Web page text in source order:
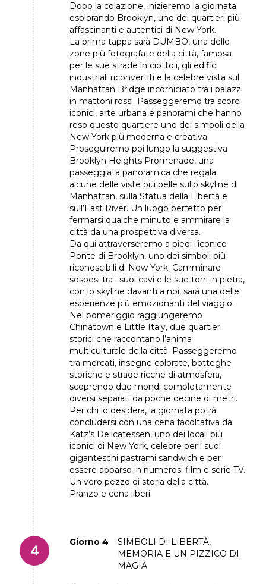
Dopo la colazione, inizieremo la giornata
esplorando Brooklyn, uno dei quartieri più
affascinanti e autentici di New York.
La prima tappa sarà DUMBO, una delle
zone più fotografate della città, famosa
per le sue strade in ciottoli, gli edifici
industriali riconvertiti e la celebre vista sul
Manhattan Bridge incorniciato tra i palazzi
in mattoni rossi. Passeggeremo tra scorci
iconici, arte urbana e panorami che hanno
reso questo quartiere uno dei simboli della
New York più moderna e creativa.
Proseguiremo poi lungo la suggestiva
Brooklyn Heights Promenade, una
passeggiata panoramica che regala
alcune delle viste più belle sullo skyline di
Manhattan, sulla Statua della Libertà e
sull’East River. Un luogo perfetto per
fermarsi qualche minuto e ammirare la
città da una prospettiva diversa.
Da qui attraverseremo a piedi l’iconico
Ponte di Brooklyn, uno dei simboli più
riconoscibili di New York. Camminare
sospesi tra i suoi cavi e le sue torri in pietra,
con lo skyline davanti a noi, sarà una delle
esperienze più emozionanti del viaggio.
Nel pomeriggio raggiungeremo
Chinatown e Little Italy, due quartieri
storici che raccontano l’anima
multiculturale della città. Passeggeremo
tra mercati, insegne colorate, botteghe
storiche e strade ricche di atmosfera,
scoprendo due mondi completamente
diversi separati da poche decine di metri.
Per chi lo desidera, la giornata potrà
concludersi con una cena facoltativa da
Katz’s Delicatessen, uno dei locali più
iconici di New York, celebre per i suoi
giganteschi pastrami sandwich e per
essere apparso in numerosi film e serie TV.
Un vero pezzo di storia della città.
Pranzo e cena liberi.
Giorno 4
SIMBOLI DI LIBERTÀ,
MEMORIA E UN PIZZICO DI
MAGIA